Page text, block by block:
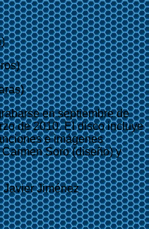
en septiembre de
de 2010. El disco incluye
e imágenes
Soro (diseño) y
Javier Jiménez